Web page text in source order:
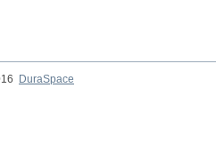
DuraSpace